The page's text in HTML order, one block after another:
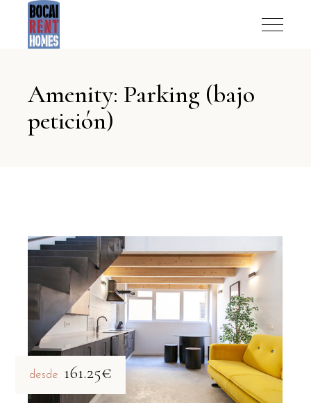
Amenity: Parking (bajo
petición)
desde 161.25€